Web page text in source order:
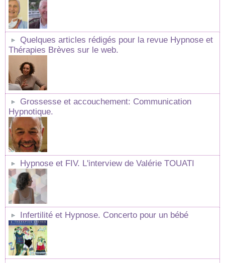
Quelques articles rédigés pour la revue Hypnose et
Thérapies Brèves sur le web.
Grossesse et accouchement: Communication
Hypnotique.
Hypnose et FIV. L'interview de Valérie TOUATI
Infertilité et Hypnose. Concerto pour un bébé